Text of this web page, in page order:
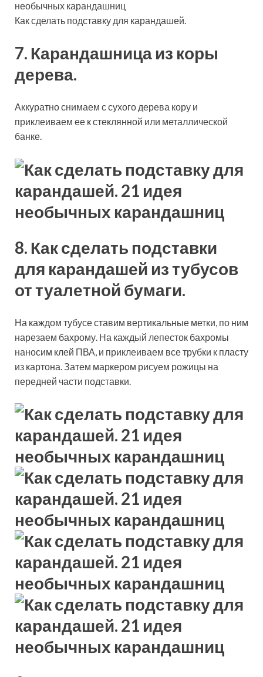
Как сделать подставку для карандашей.
7. Карандашница из коры
дерева.
Аккуратно снимаем с сухого дерева кору и
приклеиваем ее к стеклянной или металлической
банке.
8. Как сделать подставки
для карандашей из тубусов
от туалетной бумаги.
На каждом тубусе ставим вертикальные метки, по ним
нарезаем бахрому. На каждый лепесток бахромы
наносим клей ПВА, и приклеиваем все трубки к пласту
из картона. Затем маркером рисуем рожицы на
передней части подставки.